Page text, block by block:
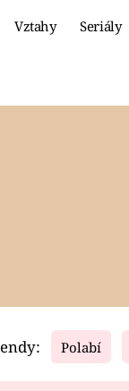
Vztahy Seriály
Polabí